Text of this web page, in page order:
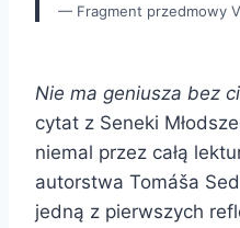
Fragment przedmowy
Nie ma geniusza bez
cytat z Seneki
niemal przez całą
autorstwa Tomáša
jedną z pierwszych